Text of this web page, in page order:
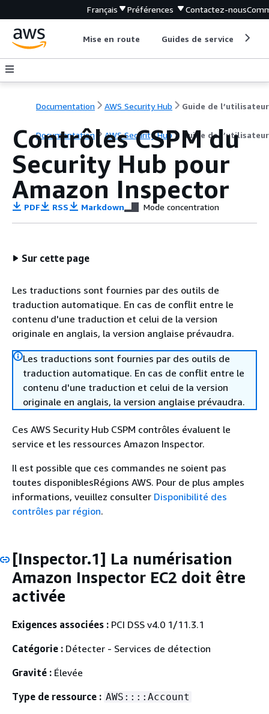
Français Préférences Contactez-nous
Mise en route Guides de service
Documentation AWS Security Hub Guide de l’utilisateur
Documentation AWS Security Hub Guide de l’utilisateur
Contrôles CSPM du
Security Hub pour
Amazon Inspector
PDF RSS Markdown Mode concentration
Sur cette page
Les traductions sont fournies par des outils de
traduction automatique. En cas de conflit entre le
contenu d'une traduction et celui de la version
originale en anglais, la version anglaise prévaudra.
Les traductions sont fournies par des outils de
traduction automatique. En cas de conflit entre le
contenu d'une traduction et celui de la version
originale en anglais, la version anglaise prévaudra.
Ces AWS Security Hub CSPM contrôles évaluent le
service et les ressources Amazon Inspector.
Il est possible que ces commandes ne soient pas
toutes disponiblesRégions AWS. Pour de plus amples
informations, veuillez consulter Disponibilité des
contrôles par région.
[Inspector.1] La numérisation
Amazon Inspector EC2 doit être
activée
Exigences associées : PCI DSS v4.0 1/11.3.1
Catégorie : Détecter - Services de détection
Gravité : Élevée
Type de ressource : AWS::::Account